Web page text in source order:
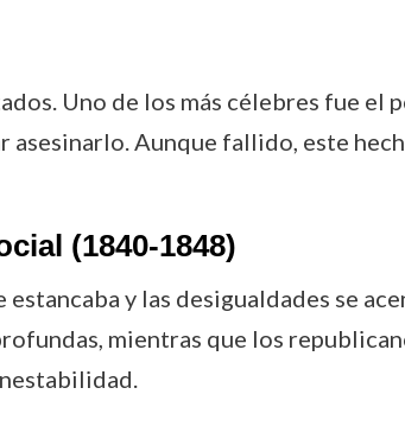
Uno de los más célebres fue
Aunque fallido, este
(1840-1848)
y las desigualdades se
mientras que los